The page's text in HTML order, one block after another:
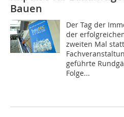
Bauen
Der Tag der
der
zweiten Mal
geführte
Folge...